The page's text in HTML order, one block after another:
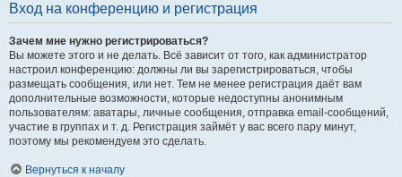
Вход на конференцию и регистрация
Зачем мне нужно регистрироваться?
Вы можете этого и не делать. Всё зависит от того, как администратор
настроил конференцию: должны ли вы зарегистрироваться, чтобы
размещать сообщения, или нет. Тем не менее регистрация даёт вам
дополнительные возможности, которые недоступны анонимным
пользователям: аватары, личные сообщения, отправка email-сообщений,
участие в группах и т. д. Регистрация займёт у вас всего пару минут,
поэтому мы рекомендуем это сделать.
Вернуться к началу